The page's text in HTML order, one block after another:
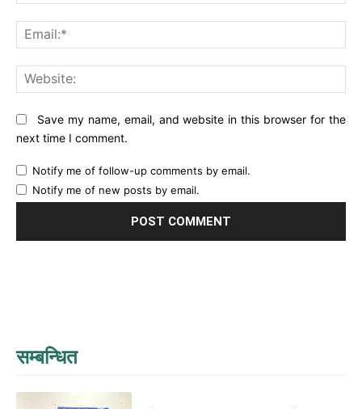
Save my name, email, and website in this browser for the
next time I comment.
Notify me of follow-up comments by email.
Notify me of new posts by email.
सम्बन्धित